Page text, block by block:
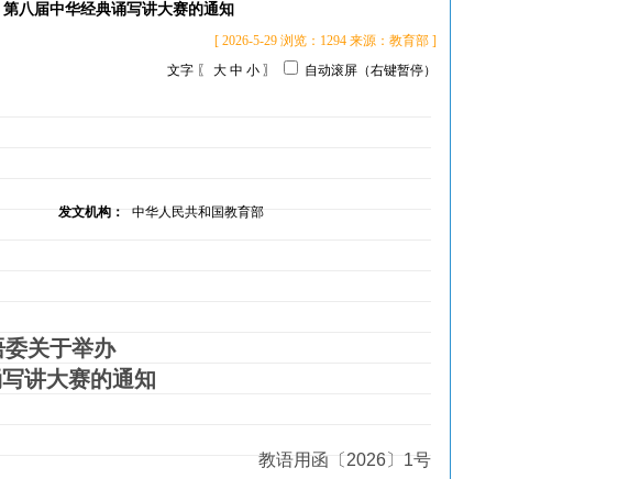
八届中华经典诵写讲大赛的通知
[ 2026-5-29 浏览：1294 来源：教育部 ]
文字 〖 大 中 小 〗 自动滚屏（右键暂停）
发文机构：
中华人民共和国教育部
关于举办
讲大赛的通知
教语用函〔2026〕1号